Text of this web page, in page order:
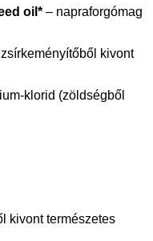
oil* – napraforgómag
kivont
klorid (zöldségből
kivont természetes